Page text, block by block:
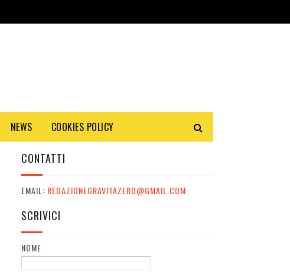
NEWS COOKIES POLICY
CONTATTI
EMAIL: REDAZIONEGRAVITAZERO@GMAIL.COM
SCRIVICI
NOME